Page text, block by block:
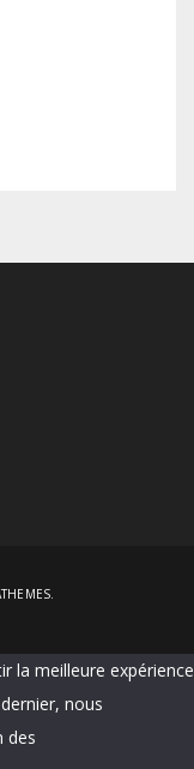
la meilleure expérience
nous
des